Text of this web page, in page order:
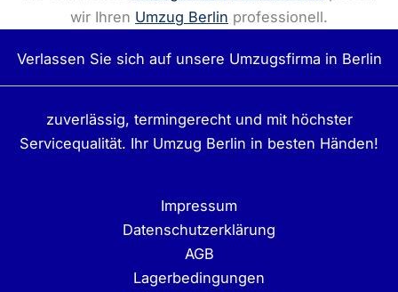
wir Ihren Umzug Berlin professionell.
Verlassen Sie sich auf unsere Umzugsfirma in Berlin
zuverlässig, termingerecht und mit höchster
Servicequalität. Ihr Umzug Berlin in besten Händen!
Impressum
Datenschutzerklärung
AGB
Lagerbedingungen